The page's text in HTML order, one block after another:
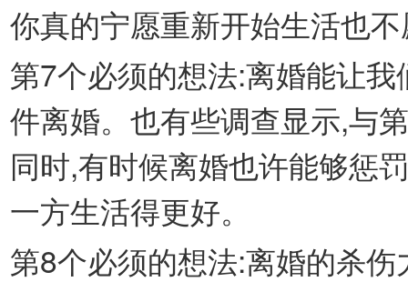
你真的宁愿重新开始生活也
第7个必须的想法:离婚能让
件离婚。也有些调查显示,与
同时,有时候离婚也许能够惩
一方生活得更好。
第8个必须的想法:离婚的杀